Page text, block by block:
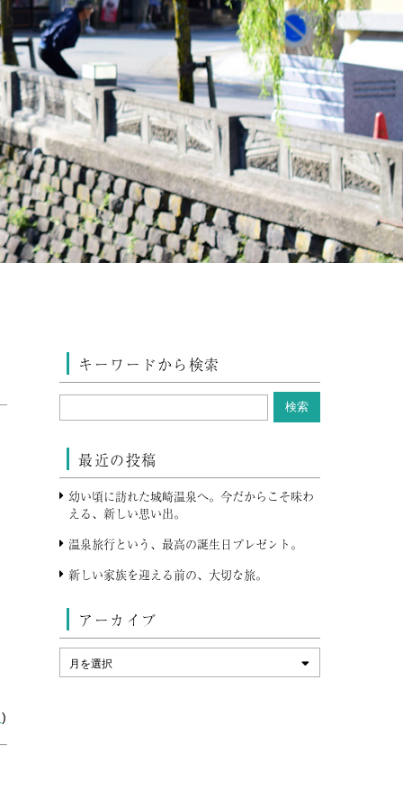
)
キーワードから検索
最近の投稿
幼い頃に訪れた城崎温泉へ。今だからこそ味わ
える、新しい思い出。
温泉旅行という、最高の誕生日プレゼント。
新しい家族を迎える前の、大切な旅。
アーカイブ